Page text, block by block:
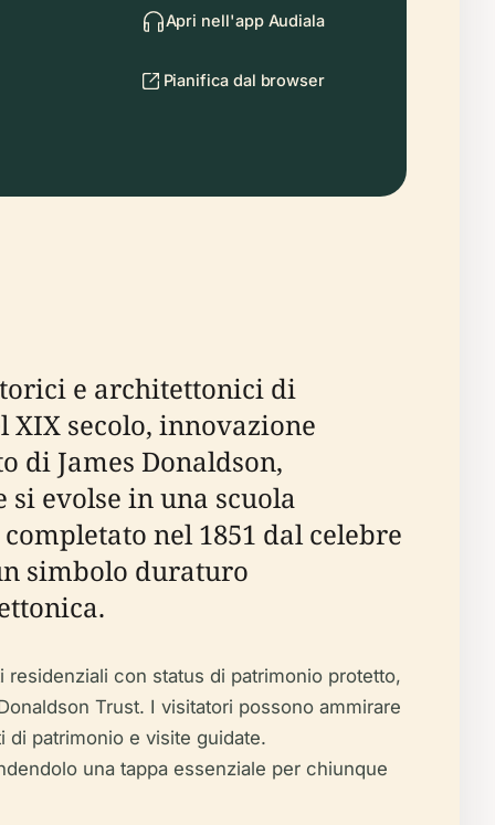
Apri nell'app Audiala
Pianifica dal browser
e architettonici di
secolo, innovazione
James Donaldson,
evolse in una scuola
nel 1851 dal celebre
simbolo duraturo
con status di patrimonio protetto,
Trust. I visitatori possono ammirare
patrimonio e visite guidate.
una tappa essenziale per chiunque